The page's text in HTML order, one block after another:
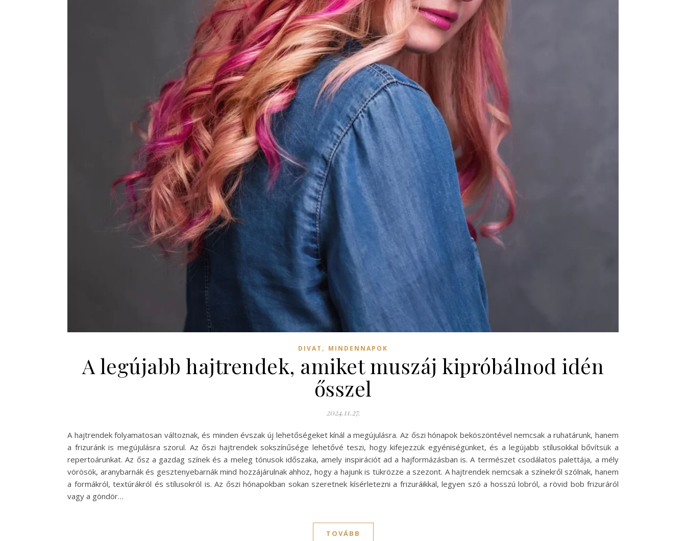
DIVAT , MINDENNAPOK
A legújabb hajtrendek, amiket muszáj kipróbálnod idén
ősszel
2024.11.27.
A hajtrendek folyamatosan változnak, és minden évszak új lehetőségeket kínál a megújulásra. Az őszi hónapok beköszöntével nemcsak a ruhatárunk, hanem
a frizuránk is megújulásra szorul. Az őszi hajtrendek sokszínűsége lehetővé teszi, hogy kifejezzük egyéniségünket, és a legújabb stílusokkal bővítsük a
repertoárunkat. Az ősz a gazdag színek és a meleg tónusok időszaka, amely inspirációt ad a hajformázásban is. A természet csodálatos palettája, a mély
vörösök, aranybarnák és gesztenyebarnák mind hozzájárulnak ahhoz, hogy a hajunk is tükrözze a szezont. A hajtrendek nemcsak a színekről szólnak, hanem
a formákról, textúrákról és stílusokról is. Az őszi hónapokban sokan szeretnek kísérletezni a frizuráikkal, legyen szó a hosszú lobról, a rövid bob frizuráról
vagy a göndör…
TOVÁBB